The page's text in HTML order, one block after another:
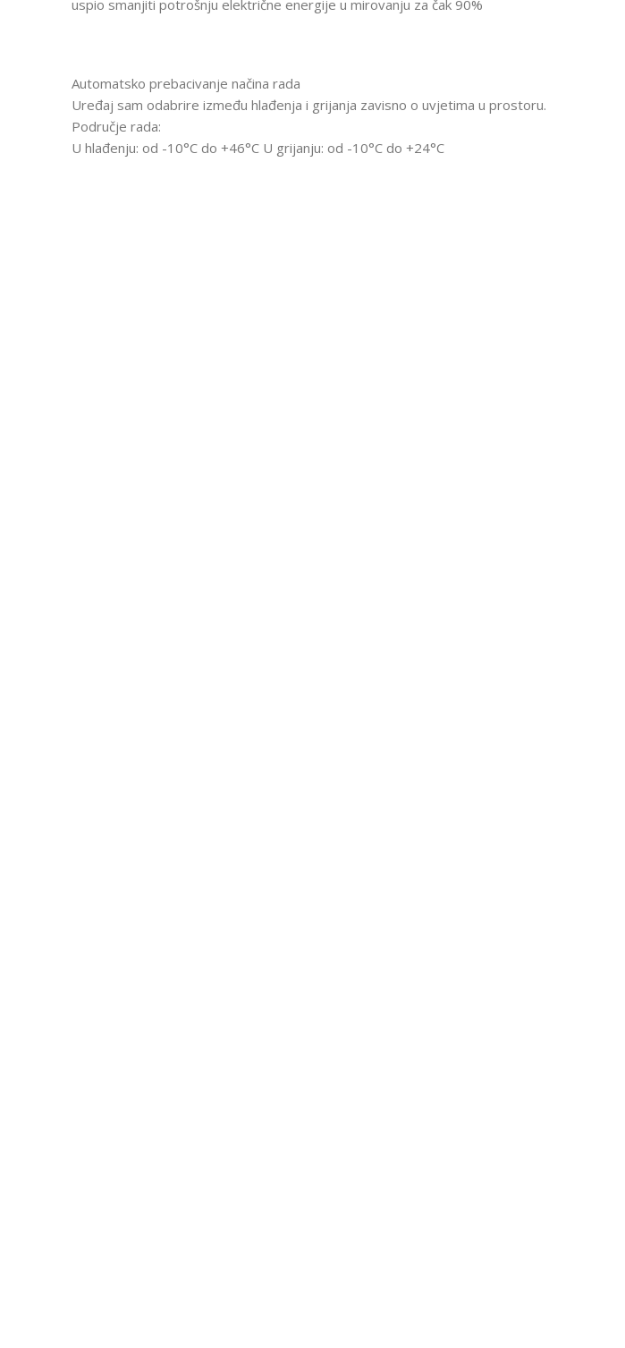
uspio smanjiti potrošnju električne energije u mirovanju za čak 90%
Automatsko prebacivanje načina rada
Uređaj sam odabrire između hlađenja i grijanja zavisno o uvjetima u prostoru.
Područje rada:
U hlađenju: od -10°C do +46°C U grijanju: od -10°C do +24°C